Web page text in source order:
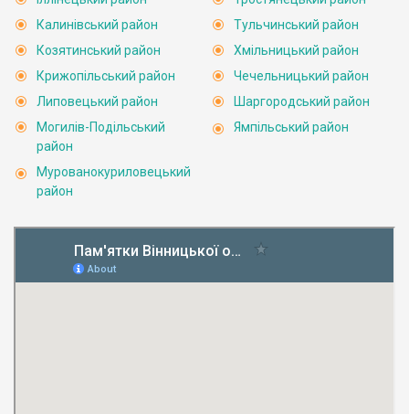
Калинівський район
Козятинський район
Крижопільський район
Липовецький район
Могилів-Подільський
район
Мурованокуриловецький
район
Тульчинський район
Хмільницький район
Чечельницький район
Шаргородський район
Ямпільський район